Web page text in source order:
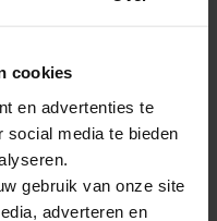
cookies
en advertenties te
social media te bieden
gebruik van onze site
adverteren en